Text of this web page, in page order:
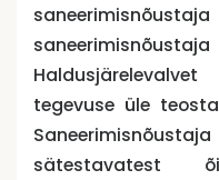
tegevuse üle
sätestavatest